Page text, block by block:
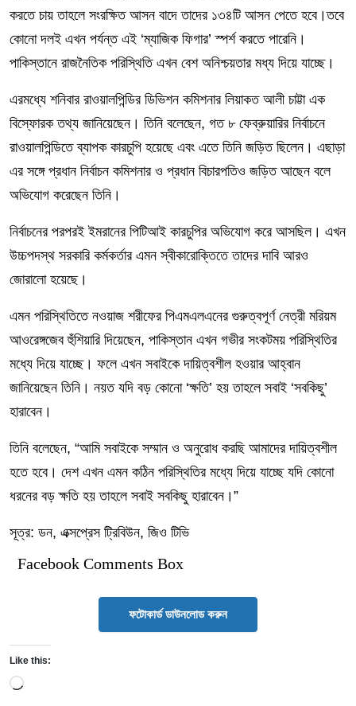
করতে চায় তাহলে সংরক্ষিত আসন বাদে তাদের ১৩৪টি আসন পেতে হবে।তবে
কোনো দলই এখন পর্যন্ত এই ‘ম্যাজিক ফিগার’ স্পর্শ করতে পারেনি।
পাকিস্তানে রাজনৈতিক পরিস্থিতি এখন বেশ অনিশ্চয়তার মধ্য দিয়ে যাচ্ছে।
এরমধ্যে শনিবার রাওয়ালপিন্ডির ডিভিশন কমিশনার লিয়াকত আলী চাট্টা এক
বিস্ফোরক তথ্য জানিয়েছেন। তিনি বলেছেন, গত ৮ ফেব্রুয়ারির নির্বাচনে
রাওয়ালপিন্ডিতে ব্যাপক কারচুপি হয়েছে এবং এতে তিনি জড়িত ছিলেন। এছাড়া
এর সঙ্গে প্রধান নির্বাচন কমিশনার ও প্রধান বিচারপতিও জড়িত আছেন বলে
অভিযোগ করেছেন তিনি।
নির্বাচনের পরপরই ইমরানের পিটিআই কারচুপির অভিযোগ করে আসছিল। এখন
উচ্চপদস্থ সরকারি কর্মকর্তার এমন স্বীকারোক্তিতে তাদের দাবি আরও
জোরালো হয়েছে।
এমন পরিস্থিতিতে নওয়াজ শরীফের পিএমএলএনের গুরুত্বপূর্ণ নেত্রী মরিয়ম
আওরেঙ্গজেব হুঁশিয়ারি দিয়েছেন, পাকিস্তান এখন গভীর সংকটময় পরিস্থিতির
মধ্যে দিয়ে যাচ্ছে। ফলে এখন সবাইকে দায়িত্বশীল হওয়ার আহ্বান
জানিয়েছেন তিনি। নয়ত যদি বড় কোনো ‘ক্ষতি’ হয় তাহলে সবাই ‘সবকিছু’
হারাবেন।
তিনি বলেছেন, “আমি সবাইকে সম্মান ও অনুরোধ করছি আমাদের দায়িত্বশীল
হতে হবে। দেশ এখন এমন কঠিন পরিস্থিতির মধ্যে দিয়ে যাচ্ছে যদি কোনো
ধরনের বড় ক্ষতি হয় তাহলে সবাই সবকিছু হারাবেন।”
সূত্র: ডন, এক্সপ্রেস ট্রিবিউন, জিও টিভি
Facebook Comments Box
ফটোকার্ড ডাউনলোড করুন
Like this:
Loading…